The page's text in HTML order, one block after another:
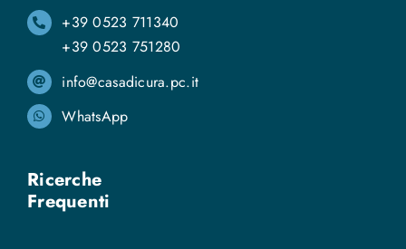
+39 0523 711340
+39 0523 751280
info@casadicura.pc.it
WhatsApp
Ricerche
Frequenti